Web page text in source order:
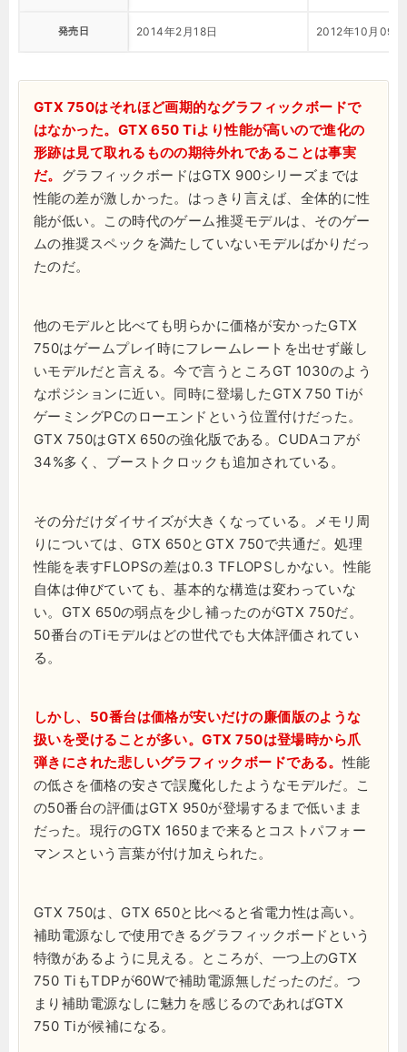
発売日 2014年2月18日 2012年10月09日
GTX 750はそれほど画期的なグラフィックボードで
はなかった。GTX 650 Tiより性能が高いので進化の
形跡は見て取れるものの期待外れであることは事実
だ。 グラフィックボードはGTX 900シリーズまでは
性能の差が激しかった。はっきり言えば、全体的に性
能が低い。この時代のゲーム推奨モデルは、そのゲー
ムの推奨スペックを満たしていないモデルばかりだっ
たのだ。
他のモデルと比べても明らかに価格が安かったGTX
750はゲームプレイ時にフレームレートを出せず厳し
いモデルだと言える。今で言うところGT 1030のよう
なポジションに近い。同時に登場したGTX 750 Tiが
ゲーミングPCのローエンドという位置付けだった。
GTX 750はGTX 650の強化版である。CUDAコアが
34%多く、ブーストクロックも追加されている。
その分だけダイサイズが大きくなっている。メモリ周
りについては、GTX 650とGTX 750で共通だ。処理
性能を表すFLOPSの差は0.3 TFLOPSしかない。性能
自体は伸びていても、基本的な構造は変わっていな
い。GTX 650の弱点を少し補ったのがGTX 750だ。
50番台のTiモデルはどの世代でも大体評価されてい
る。
しかし、50番台は価格が安いだけの廉価版のような
扱いを受けることが多い。GTX 750は登場時から爪
弾きにされた悲しいグラフィックボードである。性能
の低さを価格の安さで誤魔化したようなモデルだ。こ
の50番台の評価はGTX 950が登場するまで低いまま
だった。現行のGTX 1650まで来るとコストパフォー
マンスという言葉が付け加えられた。
GTX 750は、GTX 650と比べると省電力性は高い。
補助電源なしで使用できるグラフィックボードという
特徴があるように見える。ところが、一つ上のGTX
750 TiもTDPが60Wで補助電源無しだったのだ。つ
まり補助電源なしに魅力を感じるのであればGTX
750 Tiが候補になる。